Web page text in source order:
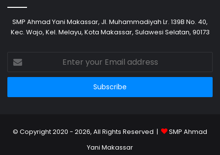
SMP Ahmad Yani Makassar, Jl. Muhammadiyah Lr. 139B No. 40,
Kec. Wajo, Kel. Melayu, Kota Makassar, Sulawesi Selatan, 90173
Enter
your
Email
© Copyright 2020 - 2026, All Rights Reserved |
SMP Ahmad
Yani Makassar